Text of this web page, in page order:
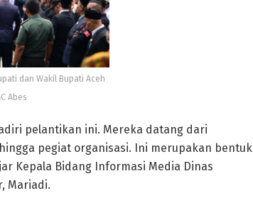
dan Wakil Bupati Aceh
Abes
pelantikan ini. Mereka datang dari
pegiat organisasi. Ini merupakan bentuk
Kepala Bidang Informasi Media Dinas
Mariadi.